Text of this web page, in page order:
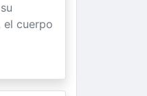
el cuerpo